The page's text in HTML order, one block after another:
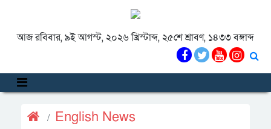
আজ রবিবার, ৯ই আগস্ট, ২০২৬ খ্রিস্টাব্দ, ২৫শে শ্রাবণ, ১৪৩৩ বঙ্গাব্দ
English News